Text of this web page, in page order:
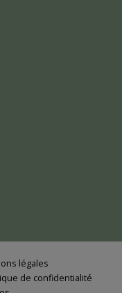
légales
de confidentialité